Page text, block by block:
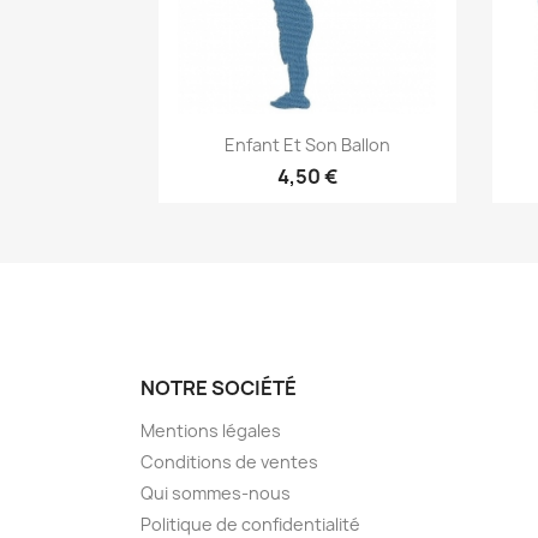
Aperçu rapide
Enfant Et Son Ballon
4,50 €
NOTRE SOCIÉTÉ
Mentions légales
Conditions de ventes
Qui sommes-nous
Politique de confidentialité